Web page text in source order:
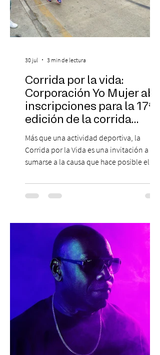
Corrida por la vida:
Corporación Yo Mujer abre
inscripciones para la 17ª
edición de la corrida
solidaria
Más que una actividad deportiva, la
Corrida por la Vida es una invitación a
sumarse a la causa que hace posible el
desarrolla durante todo el año: brindar
orientación, contención y apoyo
experiencia del cáncer de mama y a sus
familias, además de impulsar la detección
temprana, porque la información también
es una forma de acompañar. Con este
propósito, la Corporación realizará la 17ª
Corrida por la Vida, e
30 jul 3 min de lectura